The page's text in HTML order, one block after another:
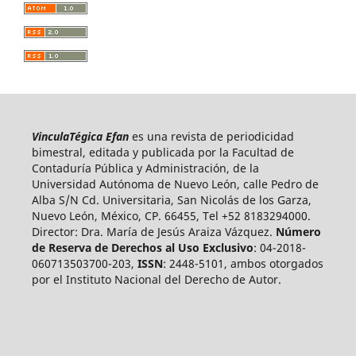
VinculaTégica Efanes una revista de periodicidad
bimestral, editada y publicada por la Facultad de
Contaduría Pública y Administración, de la
Universidad Autónoma de Nuevo León, calle Pedro de
Alba S/N Cd. Universitaria, San Nicolás de los Garza,
Nuevo León, México, CP. 66455, Tel +52 8183294000.
Director: Dra. María de Jesús Araiza Vázquez. Número
de Reserva de Derechos al Uso Exclusivo: 04-2018-
060713503700-203, ISSN: 2448-5101, ambos otorgados
por el Instituto Nacional del Derecho de Autor.